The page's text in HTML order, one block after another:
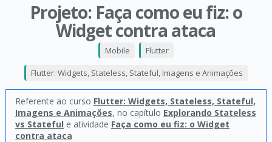
Projeto: Faça como eu fiz: o
Widget contra ataca
Mobile Flutter
Flutter: Widgets, Stateless, Stateful, Imagens e Animações
Referente ao curso Flutter: Widgets, Stateless, Stateful,
Imagens e Animações, no capítulo Explorando Stateless
vs Stateful e atividade Faça como eu fiz: o Widget
contra ataca